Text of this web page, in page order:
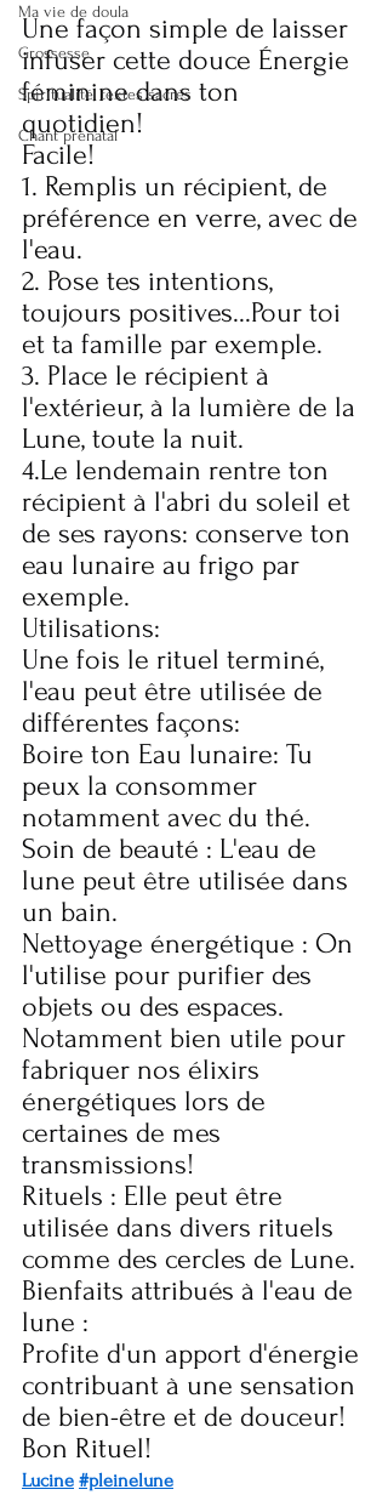
Ma vie de doula
Grossesse
Spiritualité, textes sacrés
Chant prénatal
Une façon simple de laisser
infuser cette douce Énergie
féminine dans ton
quotidien!
Facile!
1. Remplis un récipient, de
préférence en verre, avec de
l'eau.
2. Pose tes intentions,
toujours positives...Pour toi
et ta famille par exemple.
3. Place le récipient à
l'extérieur, à la lumière de la
Lune, toute la nuit.
4.Le lendemain rentre ton
récipient à l'abri du soleil et
de ses rayons: conserve ton
eau lunaire au frigo par
exemple.
Utilisations:
Une fois le rituel terminé,
l'eau peut être utilisée de
différentes façons:
Boire ton Eau lunaire: Tu
peux la consommer
notamment avec du thé.
Soin de beauté : L'eau de
lune peut être utilisée dans
un bain.
Nettoyage énergétique : On
l'utilise pour purifier des
objets ou des espaces.
Notamment bien utile pour
fabriquer nos élixirs
énergétiques lors de
certaines de mes
transmissions!
Rituels : Elle peut être
utilisée dans divers rituels
comme des cercles de Lune.
Bienfaits attribués à l'eau de
lune :
Profite d'un apport d'énergie
contribuant à une sensation
de bien-être et de douceur!
Bon Rituel!
Lucine #pleinelune